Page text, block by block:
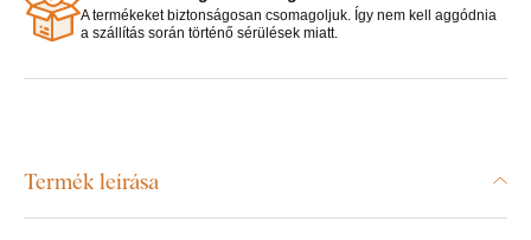
A termékeket biztonságosan csomagoljuk. Így nem kell aggódnia
a szállítás során történő sérülések miatt.
Termék leírása